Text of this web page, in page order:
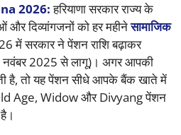
2026:हरियाणा सरकार राज्य के
और दिव्यांगजनों को हर महीनेसामाजिक
में सरकार ने पेंशन राशि बढ़ाकर
नवंबर 2025 से लागू)। अगर आपकी
है, तो यह पेंशन सीधे आपके बैंक खाते में
Age, Widow और Divyang पेंशन